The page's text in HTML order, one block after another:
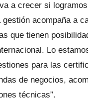
a crecer si
acompaña a
que tienen
Lo
para las
de negocios,
técnicas”.